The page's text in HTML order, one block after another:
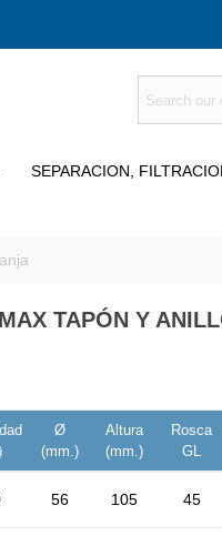
SEPARACION,
TAPÓN Y
Ø
(mm.)
Altura
(mm.)
Rosca
GL
56 105 45